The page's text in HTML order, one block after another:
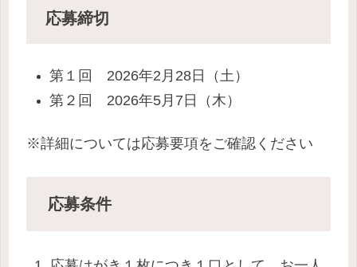
応募締切
第１回 2026年2月28日（土）
第２回 2026年5月7日（木）
※詳細については応募要項をご確認ください
応募条件